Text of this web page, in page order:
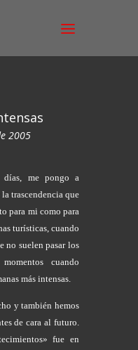
2005
días, me pongo a
trascendencia que
para mi como para
turísticas, cuando
no suelen pasar los
cuando
más intensas.
y también hemos
de cara al futuro.
fue en